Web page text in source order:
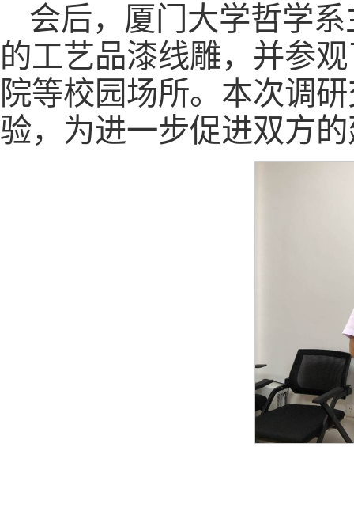
会后，厦门大学哲学
的工艺品漆线雕，并参
院等校园场所。本次调
验，为进一步促进双方